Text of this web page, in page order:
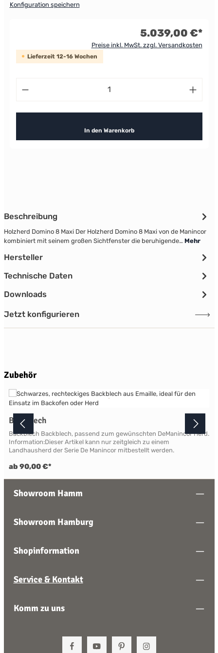
Konfiguration speichern
5.039,00 €*
Preise inkl. MwSt. zzgl. Versandkosten
Lieferzeit 12-16 Wochen
Produkt Anzahl: Gib den gewünschten Wert
In den Warenkorb
Beschreibung
Holzherd Domino 8 Maxi Der Holzherd Domino 8 Maxi von de Manincor
kombiniert mit seinem großen Sichtfenster die beruhigende… Mehr
Hersteller
Technische Daten
Downloads
Jetzt konfigurieren
Produktgalerie überspringen
Zubehör
Backblech
Backblech Backblech, passend zum gewünschten DeManincor Herd.
Information:Dieser Artikel kann nur zeitgleich zu einem
Landhausherd der Serie De Manincor mitbestellt werden.
ab 90,00 €*
Showroom Hamm
Showroom Hamburg
Shopinformation
Service & Kontakt
Komm zu uns